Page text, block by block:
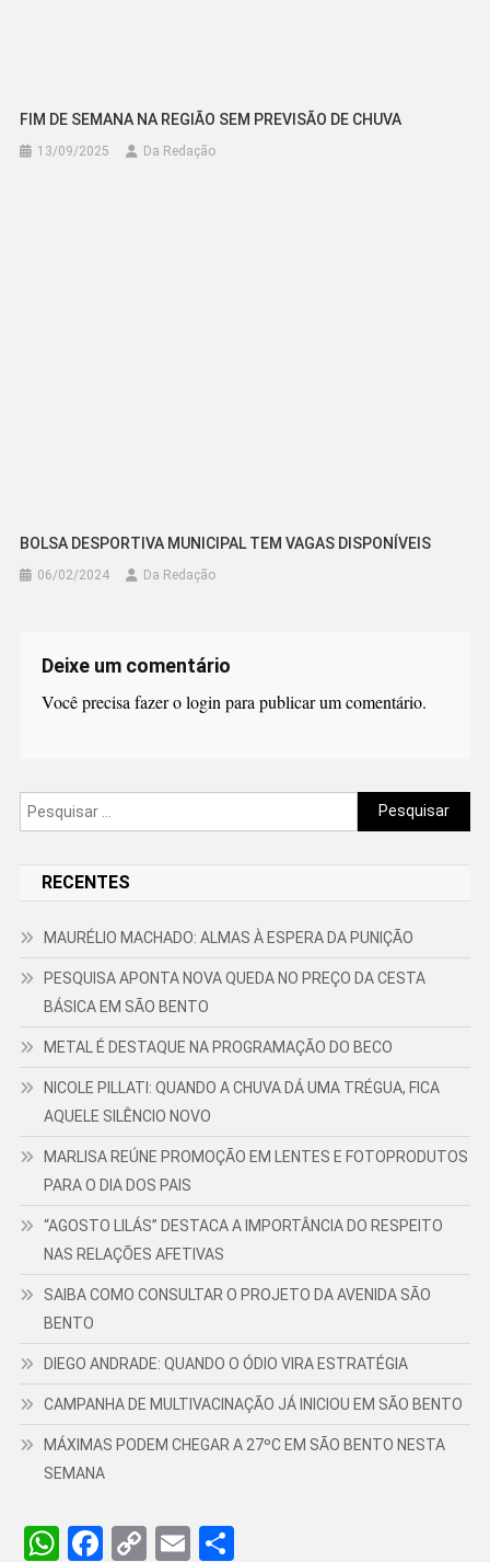
FIM DE SEMANA NA REGIÃO SEM PREVISÃO DE CHUVA
13/09/2025 Da Redação
BOLSA DESPORTIVA MUNICIPAL TEM VAGAS DISPONÍVEIS
06/02/2024 Da Redação
Deixe um comentário
Você precisa fazer ologin para publicar um comentário.
Pesquisar
por:
RECENTES
MAURÉLIO MACHADO: ALMAS À ESPERA DA PUNIÇÃO
PESQUISA APONTA NOVA QUEDA NO PREÇO DA CESTA
BÁSICA EM SÃO BENTO
METAL É DESTAQUE NA PROGRAMAÇÃO DO BECO
NICOLE PILLATI: QUANDO A CHUVA DÁ UMA TRÉGUA, FICA
AQUELE SILÊNCIO NOVO
MARLISA REÚNE PROMOÇÃO EM LENTES E FOTOPRODUTOS
PARA O DIA DOS PAIS
“AGOSTO LILÁS” DESTACA A IMPORTÂNCIA DO RESPEITO
NAS RELAÇÕES AFETIVAS
SAIBA COMO CONSULTAR O PROJETO DA AVENIDA SÃO
BENTO
DIEGO ANDRADE: QUANDO O ÓDIO VIRA ESTRATÉGIA
CAMPANHA DE MULTIVACINAÇÃO JÁ INICIOU EM SÃO BENTO
MÁXIMAS PODEM CHEGAR A 27ºC EM SÃO BENTO NESTA
SEMANA
WhatsApp
Facebook
CopyEmailShare